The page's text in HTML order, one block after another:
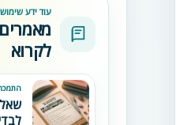
עוד ידע
לקרוא